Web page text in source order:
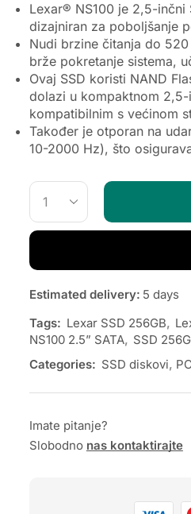
Lexar® NS100 je 2,5-inčni
dizajniran za poboljšanje
Nudi brzine čitanja do
brže pokretanje sistema,
Ovaj SSD koristi NAND
dolazi u kompaktnom
kompatibilnim s većinom
Također je otporan na
10-2000 Hz), što
Estimated delivery: 5 days
Tags: Lexar SSD 256GB,
NS100 2.5” SATA, SSD
Categories: SSD diskovi,
Imate pitanje?
Slobodno nas kontaktirajte